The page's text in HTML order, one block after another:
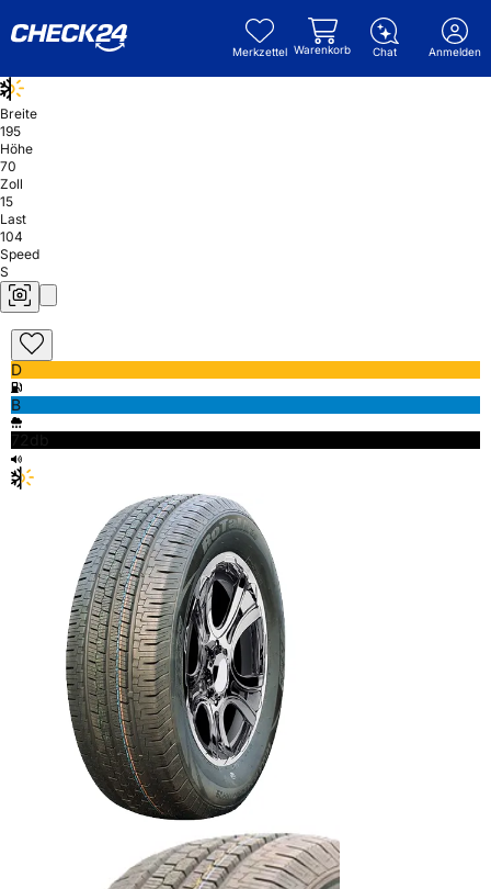
Merkzettel Warenkorb Chat Anmelden
Breite
195
Höhe
70
Zoll
15
Last
104
Speed
S
D
B
72db